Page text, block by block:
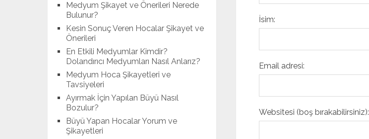
İsim:
Email adresi:
Websitesi (boş bırakabilirsiniz):
Medyum Şikayet ve Önerileri Nerede
Bulunur?
Kesin Sonuç Veren Hocalar Şikayet ve
Önerileri
En Etkili Medyumlar Kimdir?
Dolandırıcı Medyumları Nasıl Anlarız?
Medyum Hoca Şikayetleri ve
Tavsiyeleri
Ayırmak İçin Yapılan Büyü Nasıl
Bozulur?
Büyü Yapan Hocalar Yorum ve
Şikayetleri